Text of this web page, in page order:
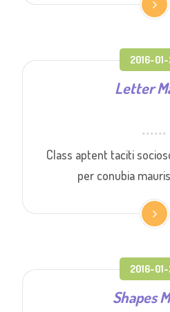
2016-
Letter
Class aptent taciti
per conubia
2016-
Shapes